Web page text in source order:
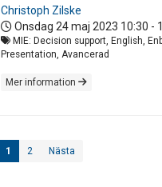
Christoph Zilske
Onsdag 24 maj 2023 10:30 -
MIE: Decision support, English,
Presentation, Avancerad
Mer information
1 2 Nästa